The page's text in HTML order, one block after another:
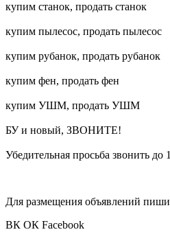
купим станок, продать станок
купим пылесос, продать пылесос
купим рубанок, продать рубанок
купим фен, продать фен
купим УШМ, продать УШМ
БУ и новый, ЗВОНИТЕ!
Убедительная просьба звонить до
Для размещения объявлений
ВК ОК Facebook